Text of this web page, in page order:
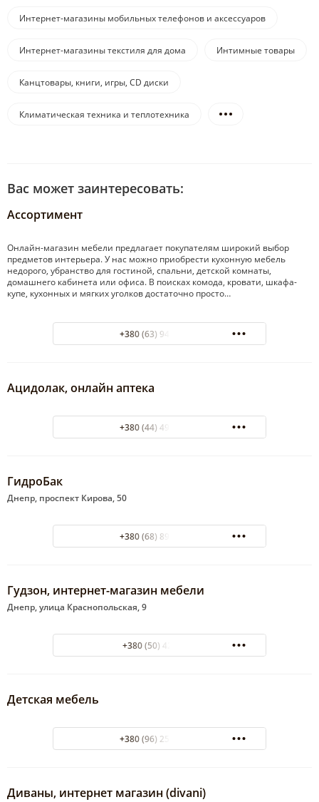
Интернет-магазины мобильных телефонов и аксессуаров
Интернет-магазины текстиля для дома Интимные товары
Канцтовары, книги, игры, CD диски
Климатическая техника и теплотехника
Вас может заинтересовать:
Ассортимент
Онлайн-магазин мебели предлагает покупателям широкий выбор
предметов интерьера. У нас можно приобрести кухонную мебель
недорого, убранство для гостиной, спальни, детской комнаты,
домашнего кабинета или офиса. В поисках комода, кровати, шкафа-
купе, кухонных и мягких уголков достаточно просто…
+380 (63) 949-80-80
Ацидолак, онлайн аптека
+380 (44) 498-93-87
ГидроБак
Днепр, проспект Кирова, 50
+380 (68) 891-45-12
Гудзон, интернет-магазин мебели
Днепр, улица Краснопольская, 9
+380 (50) 4257575
Детская мебель
+380 (96) 253-6-111
Диваны, интернет магазин (divani)